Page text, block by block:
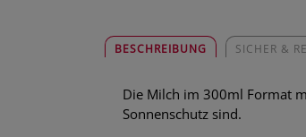
BESCHREIBUNG SICHER &
Die Milch im 300ml Format
Sonnenschutz sind.